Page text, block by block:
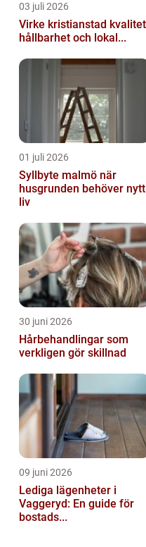
03 juli 2026
Virke kristianstad kvalitet,
hållbarhet och lokal...
01 juli 2026
Syllbyte malmö när
husgrunden behöver nytt
liv
30 juni 2026
Hårbehandlingar som
verkligen gör skillnad
09 juni 2026
Lediga lägenheter i
Vaggeryd: En guide för
bostads...